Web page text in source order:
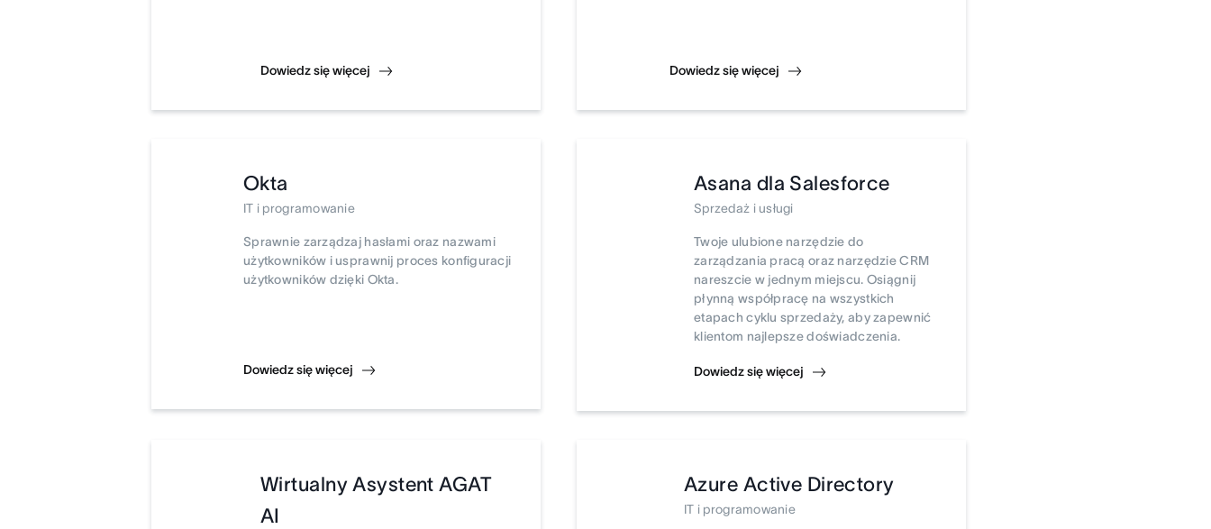
Dowiedz się więcej Dowiedz się więcej
Okta
IT i programowanie
Sprawnie zarządzaj hasłami oraz nazwami
użytkowników i usprawnij proces konfiguracji
użytkowników dzięki Okta.
Dowiedz się więcej
Asana dla Salesforce
Sprzedaż i usługi
Twoje ulubione narzędzie do
zarządzania pracą oraz narzędzie CRM
nareszcie w jednym miejscu. Osiągnij
płynną współpracę na wszystkich
etapach cyklu sprzedaży, aby zapewnić
klientom najlepsze doświadczenia.
Dowiedz się więcej
Wirtualny Asystent AGAT
AI
Azure Active Directory
IT i programowanie